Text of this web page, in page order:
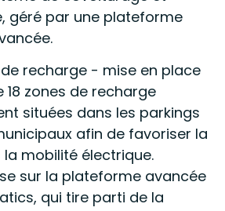
géré par une plateforme
recharge - mise en place
18 zones de recharge
situées dans les parkings
afin de favoriser la
mobilité électrique.
sur la plateforme avancée
qui tire parti de la